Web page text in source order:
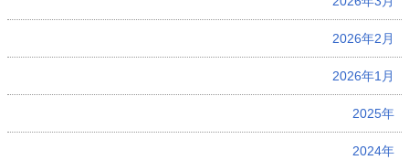
2026年2月
2026年1月
2025年
2024年